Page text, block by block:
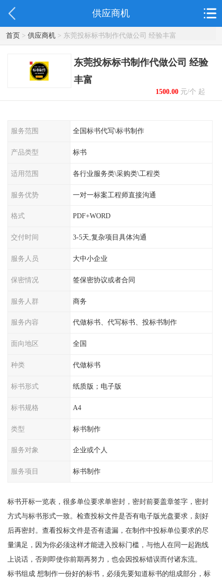
供应商机
首页> 供应商机> 东莞投标标书制作代做公司 经验丰富
东莞投标标书制作代做公司 经验
丰富
1500.00元/个 起
服务范围 全国标书代写\标书制作
产品类型 标书
适用范围 各行业服务类\采购类\工程类
服务优势 一对一标案工程师直接沟通
格式 PDF+WORD
交付时间 3-5天,复杂项目具体沟通
服务人员 大中小企业
保密情况 签保密协议或者合同
服务人群 商务
服务内容 代做标书、代写标书、投标书制作
面向地区 全国
种类 代做标书
标书形式 纸质版；电子版
标书规格 A4
类型 标书制作
服务对象 企业或个人
服务项目 标书制作
标书开标一览表，很多单位要求单密封，密封前要盖章签字，密封
方式与标书形式一致。检查投标文件是否有电子版光盘要求，刻好
后再密封。查看投标文件是否有遗漏，在制作中投标单位要求的尽
量满足，因为你必须这样才能进入投标门槛，与他人在同一起跑线
上说话，否则即使你前期再努力，也会因投标错误而付诸东流。
标书组成 想制作一份好的标书，必须先要知道标书的组成部分，标